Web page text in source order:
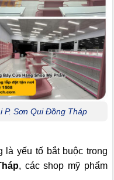
P. Sơn Qui Đồng Tháp
là yếu tố bắt buộc trong
, các shop mỹ phẩm